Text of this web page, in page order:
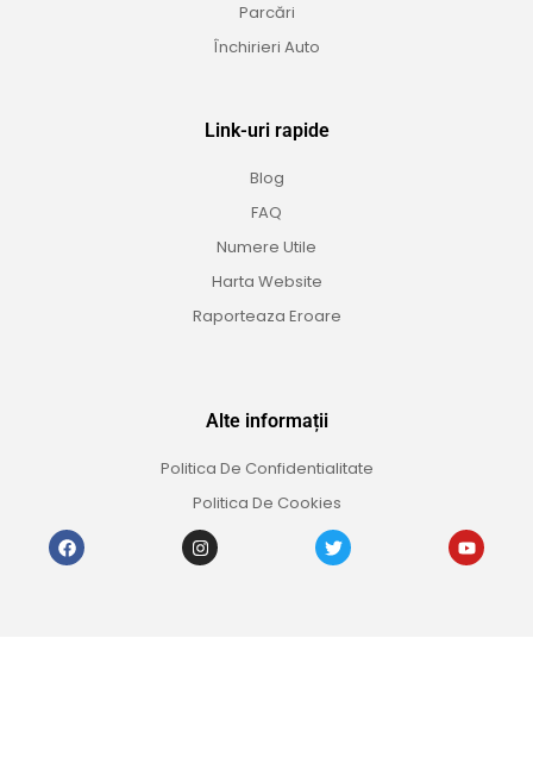
Parcări
Închirieri Auto
Link-uri rapide
Blog
FAQ
Numere Utile
Harta Website
Raporteaza Eroare
Alte informații
Politica De Confidentialitate
Politica De Cookies